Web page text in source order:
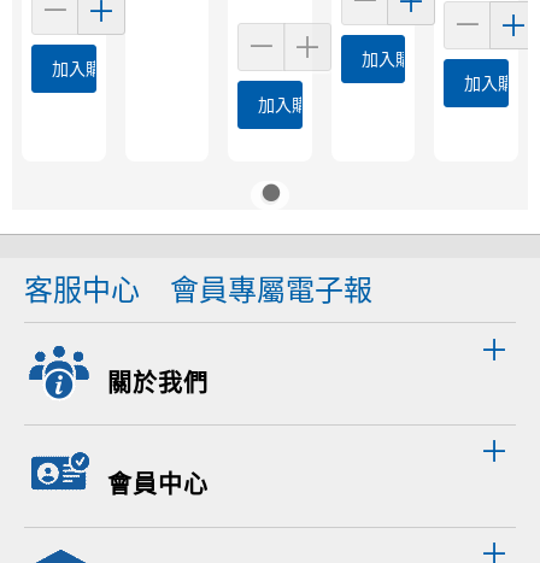
加入購物車
加入購物車
加入購物車
加入購物
客服中心 會員專屬電子報
關於我們
會員中心